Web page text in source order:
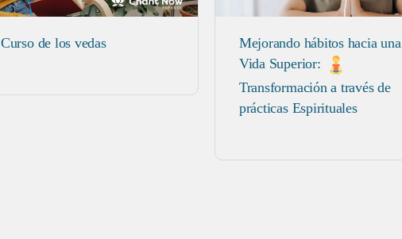
Curso de los vedas
Mejorando hábitos hacia una
Vida Superior:
Transformación a través de
prácticas Espirituales